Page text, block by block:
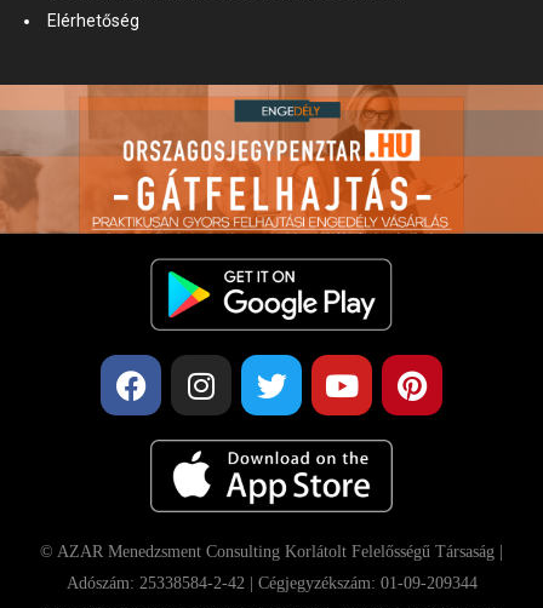
Elérhetőség
© AZAR Menedzsment Consulting Korlátolt Felelősségű Társaság |
Adószám: 25338584-2-42 | Cégjegyzékszám: 01-09-209344